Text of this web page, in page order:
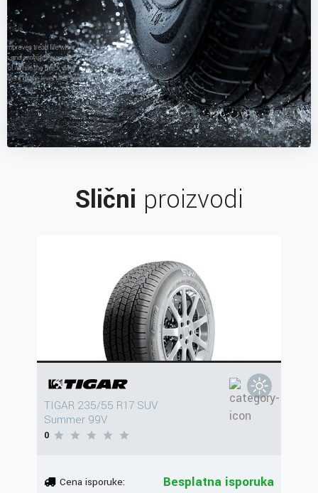
Slični proizvodi
TIGAR 235/55 R17 SUV
Summer 99V
0
Cena isporuke: Besplatna isporuka